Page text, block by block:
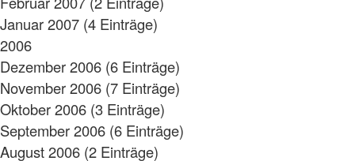
Januar 2007 (4 Einträge)
2006
Dezember 2006 (6 Einträge)
November 2006 (7 Einträge)
Oktober 2006 (3 Einträge)
September 2006 (6 Einträge)
August 2006 (2 Einträge)